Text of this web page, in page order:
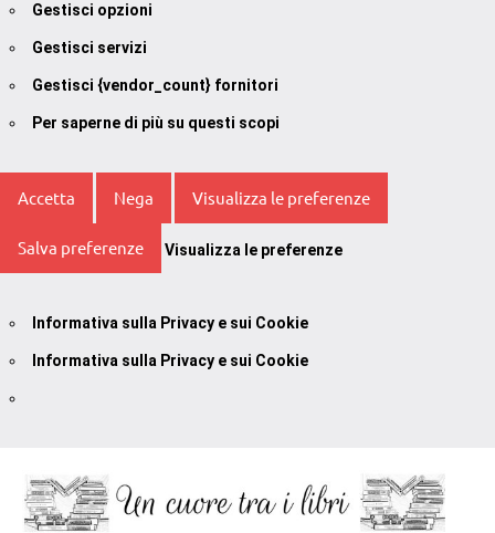
Gestisci opzioni
Gestisci servizi
Gestisci {vendor_count} fornitori
Per saperne di più su questi scopi
Accetta Nega Visualizza le preferenze
Salva preferenze Visualizza le preferenze
Informativa sulla Privacy e sui Cookie
Informativa sulla Privacy e sui Cookie
contenuto